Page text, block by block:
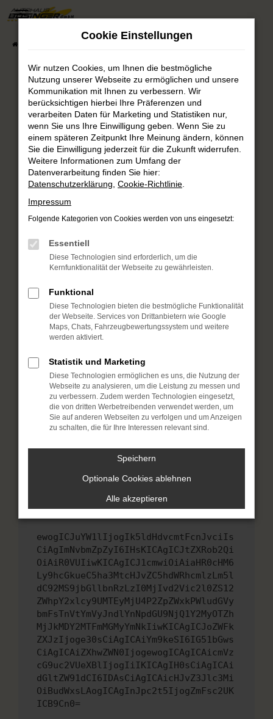
Zum
springen
Fahrzeug-Showroom
Fehler: Network Error
Beim Laden ist ein Fehler aufgetreten.
Hier sind ein paar Tipps, die dir helfen können:
Überprüfe deine Firewall und deine
Internetverbindung.
Laden andere Webseiten, zum Beispiel deine
Manche Erweiterungen, wie Werbeblocker,
können das Laden bestimmter Seiten
verhindern. Funktioniert die Seite in einem
anderen Browser oder in einem privaten
Starte dein Gerät neu.
Das kann manchmal helfen, vorübergehende
Probleme zu beheben.
Stelle sicher, dass dein Browser und dein
Betriebssystem auf dem neuesten Stand
Veraltete Software birgt nicht nur ein
Sicherheitsrisiko, sondern kann auch dazu
führen, dass bestimmte Funktionen nicht mehr
unterstützt werden.
Wenn du alle oben genannten Schritte versucht
versuchen, das Problem zu beheben. Du kannst
uns diesen Text schicken, um uns bei der
Fehlersuche zu unterstützen:
ewogICJuYW1lIjogIk5ldHdvcmtFcnJvciIs
CiAgImNvbmZpZyI6IHsKICAgICJtZXRob2Qi
OiAiR0VUIiwKICAgICJ1cmwiOiAiaHR0cHM6
Ly9hcGkueC5ha3MtcHJvZC5hdWRhcmlzLm5l
dC92MS9jbGllbnRzLzI0MjIvd2Vic2l0ZS12
ZWhpY2xlcy9UMTEyMjU4P2ZpZWxkPWludGVy
bmFsTnVtYmVyJndlYnNpdGU9NjQ1Y2MyOTZh
MjJkMDY2MTFmMGMyYmNkIiwKICAgICJoZWFk
ZXJzIjoge30sCiAgICAiYm9keSI6IG51bGws
CiAgICAiZXhwZWN0IjogewogICAgICAicmVz
cG9uc2VUeXBlIjogIiIKICAgIH0sCiAgICAi
dGltZW91dCI6IDAsCiAgICAicHJvZ3Jlc3Mi
OiBudWxsLAogICAgInJpc2t5IjogZmFsc2UK
ICB9Cn0=
Cookie Einstellungen
Wir nutzen Cookies, um Ihnen die bestmögliche
Nutzung unserer Webseite zu ermöglichen und unsere
Kommunikation mit Ihnen zu verbessern. Wir
berücksichtigen hierbei Ihre Präferenzen und
verarbeiten Daten für Marketing und Statistiken nur,
wenn Sie uns Ihre Einwilligung geben. Wenn Sie zu
einem späteren Zeitpunkt Ihre Meinung ändern, können
Sie die Einwilligung jederzeit für die Zukunft widerrufen.
Weitere Informationen zum Umfang der
Datenverarbeitung finden Sie hier:
Datenschutzerklärung Cookie-Richtlinie
Impressum
Folgende Kategorien von Cookies werden von uns eingesetzt:
Essentiell
Diese Technologien sind erforderlich, um die
Kernfunktionalität der Webseite zu gewährleisten.
Funktional
Diese Technologien bieten die bestmögliche Funktionalität
der Webseite. Services von Drittanbietern wie Google
Maps, Chats, Fahrzeugbewertungssystem und weitere
werden aktiviert.
Statistik und Marketing
Diese Technologien ermöglichen es uns, die Nutzung der
Webseite zu analysieren, um die Leistung zu messen und
zu verbessern. Zudem werden Technologien eingesetzt,
die von dritten Werbetreibenden verwendet werden, um
Sie auf anderen Webseiten zu verfolgen und um Anzeigen
zu schalten, die für Ihre Interessen relevant sind.
Speichern
Optionale Cookies ablehnen
Alle akzeptieren